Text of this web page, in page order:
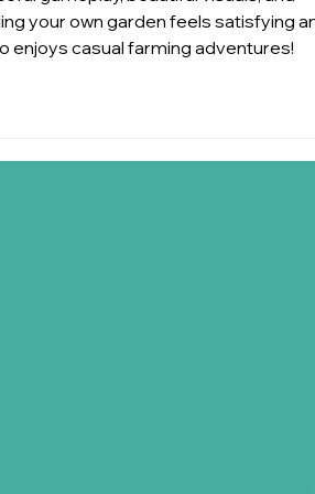
your own garden feels satisfying
enjoys casual farming adventures!